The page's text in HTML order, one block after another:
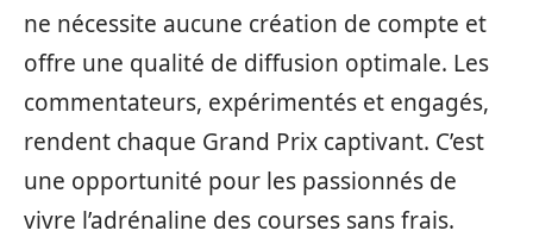
ne nécessite aucune création de compte et
offre une qualité de diffusion optimale. Les
commentateurs, expérimentés et engagés,
rendent chaque Grand Prix captivant. C’est
une opportunité pour les passionnés de
vivre l’adrénaline des courses sans frais.